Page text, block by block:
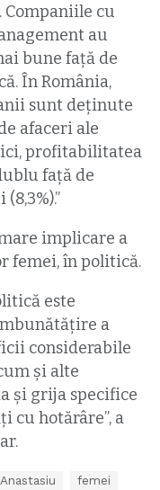
cu
au
bune faţă de
În România,
sunt deţinute
afaceri ale
profitabilitatea
faţă de
implicare a
femei, în politică.
este
a
considerabile
și alte
și grija specifice
cu hotărâre”, a
femei